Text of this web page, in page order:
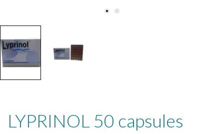
LYPRINOL 50 capsules